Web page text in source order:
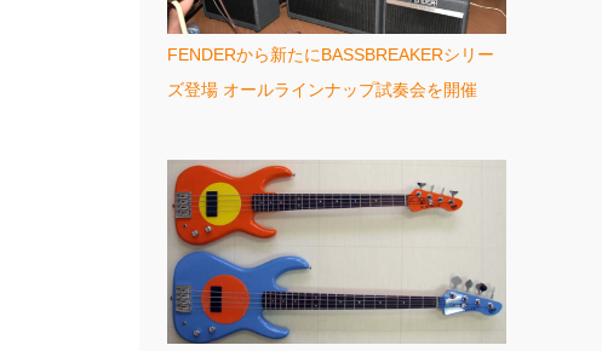
FENDERから新たにBASSBREAKERシリー
ズ登場 オールラインナップ試奏会を開催